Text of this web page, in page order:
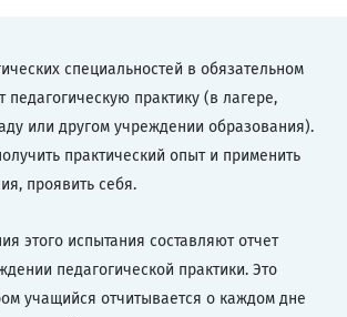
специальностей в обязательном
педагогическую практику (в лагере,
или другом учреждении образования).
практический опыт и применить
проявить себя.
этого испытания составляют отчет
педагогической практики. Это
учащийся отчитывается о каждом дне